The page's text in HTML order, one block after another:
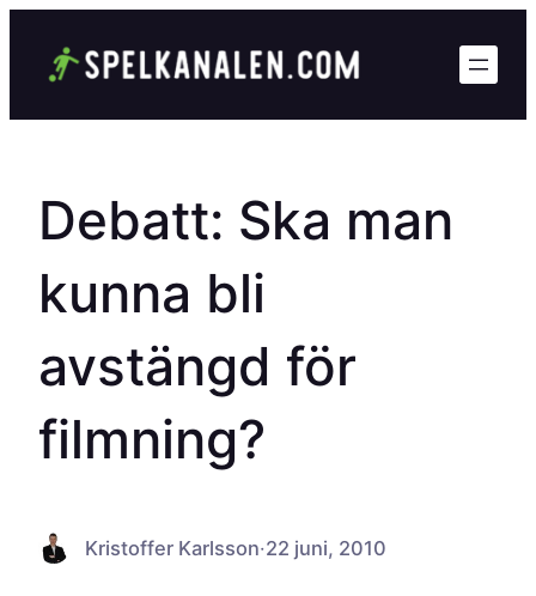
Debatt: Ska man
kunna bli
avstängd för
filmning?
Kristoffer Karlsson·22 juni, 2010